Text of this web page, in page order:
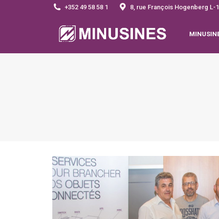
+352 49 58 58 1 8, rue François Hogenberg L-